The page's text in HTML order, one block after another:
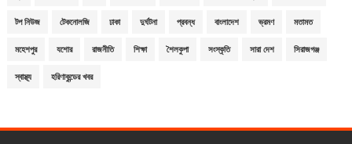
টপ নিউজ টেকনোলজি ঢাকা দুর্ঘটনা প্রবন্ধ বাংলাদেশ ভ্রমণ মতামত
মহেশপুর যশোর রাজনীতি শিক্ষা শৈলকুপা সংস্কৃতি সারা দেশ সিরাজগঞ্জ
স্বাস্থ্য হরিণাকুন্ডের খবর